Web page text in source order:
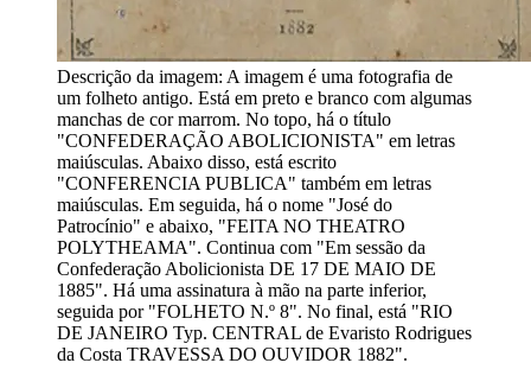
Descrição da imagem: A imagem é uma fotografia de
um folheto antigo. Está em preto e branco com algumas
manchas de cor marrom. No topo, há o título
"CONFEDERAÇÃO ABOLICIONISTA" em letras
maiúsculas. Abaixo disso, está escrito
"CONFERENCIA PUBLICA" também em letras
maiúsculas. Em seguida, há o nome "José do
Patrocínio" e abaixo, "FEITA NO THEATRO
POLYTHEAMA". Continua com "Em sessão da
Confederação Abolicionista DE 17 DE MAIO DE
1885". Há uma assinatura à mão na parte inferior,
seguida por "FOLHETO N.º 8". No final, está "RIO
DE JANEIRO Typ. CENTRAL de Evaristo Rodrigues
da Costa TRAVESSA DO OUVIDOR 1882".